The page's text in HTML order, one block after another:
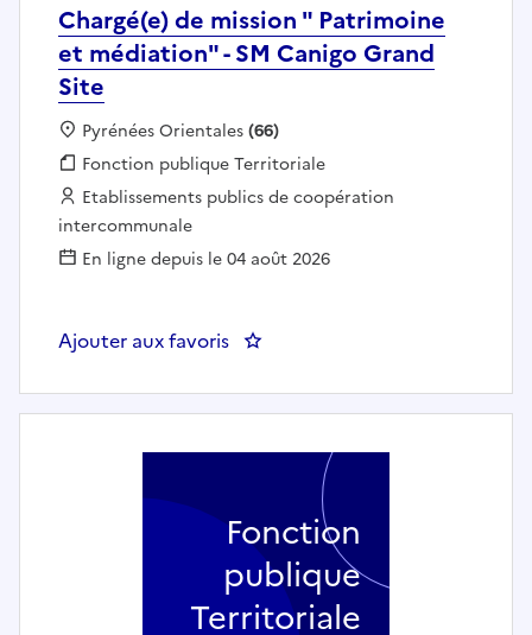
Chargé(e) de mission " Patrimoine
et médiation" - SM Canigo Grand
Site
Localisation :
Pyrénées Orientales(66)
Fonction publique :
Fonction publique Territoriale
Employeur :
Etablissements publics de coopération
intercommunale
En ligne depuis le 04 août 2026
Ajouter aux favoris : Chargé(e) de mission "
Fonction
publique
Territoriale